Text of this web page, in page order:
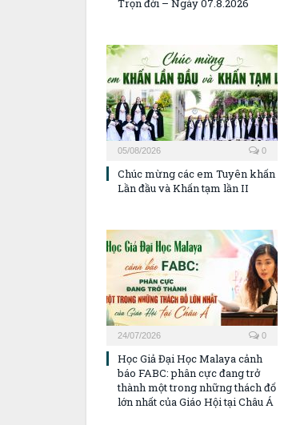
Trọn đời – Ngày 07.8.2026
05/08/2026 0
Chúc mừng các em Tuyên khấn
Lần đầu và Khấn tạm lần II
24/07/2026 0
Học Giả Đại Học Malaya cảnh
báo FABC: phân cực đang trở
thành một trong những thách đố
lớn nhất của Giáo Hội tại Châu Á